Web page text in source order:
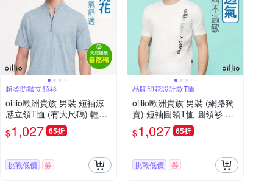
超柔防皺立領衫
oillio歐洲貴族 男裝 短袖涼
感立領T恤 (有大尺碼) 輕量
圓領衫 透氣彈力防皺 灰藍
色 法國品牌
$1,027 65折
挑戰低價 券
品牌印花設計款T恤
oillio歐洲貴族 男裝 (網路獨
賣) 短袖圓領T恤 圓領衫 透
氣吸濕排汗 彈力 印花T恤
白色 法國品牌
$1,027 65折
挑戰低價 券